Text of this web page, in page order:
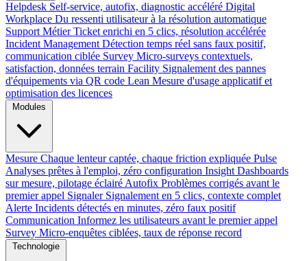
Helpdesk Self-service, autofix, diagnostic accéléré Digital
Workplace Du ressenti utilisateur à la résolution automatique
Support Métier Ticket enrichi en 5 clics, résolution accélérée
Incident Management Détection temps réel sans faux positif,
communication ciblée Survey Micro-surveys contextuels,
satisfaction, données terrain Facility Signalement des pannes
d'équipements via QR code Lean Mesure d'usage applicatif et
optimisation des licences
Mesure Chaque lenteur captée, chaque friction expliquée Pulse
Analyses prêtes à l'emploi, zéro configuration Insight Dashboards
sur mesure, pilotage éclairé Autofix Problèmes corrigés avant le
premier appel Signaler Signalement en 5 clics, contexte complet
Alerte Incidents détectés en minutes, zéro faux positif
Communication Informez les utilisateurs avant le premier appel
Survey Micro-enquêtes ciblées, taux de réponse record